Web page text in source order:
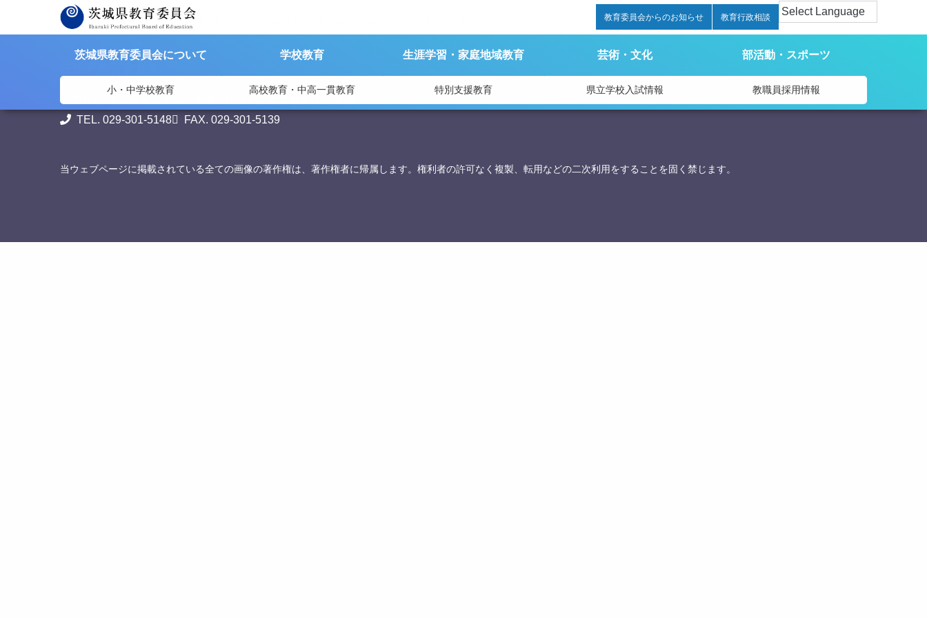
教育委員会からのお知らせ 教育行政相談
茨城県教育委員会について 学校教育 生涯学習・家庭地域教育 芸術・文化 部活動・スポーツ
小・中学校教育 高校教育・中高一貫教育 特別支援教育 県立学校入試情報 教職員採用情報
茨城県教育委員会>資料提供> 第78回国民スポーツ大会冬季大会スキー競技会の日程及び茨城県選手団名簿について
〒310-8588
TEL. 029-301-5148
FAX. 029-301-5139
当ウェブページに掲載されている全ての画像の著作権は、著作権者に帰属します。権利者の許可なく複製、転用などの二次利用をすることを固く禁じます。